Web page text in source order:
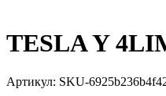
TESLA Y
Артикул: SKU-